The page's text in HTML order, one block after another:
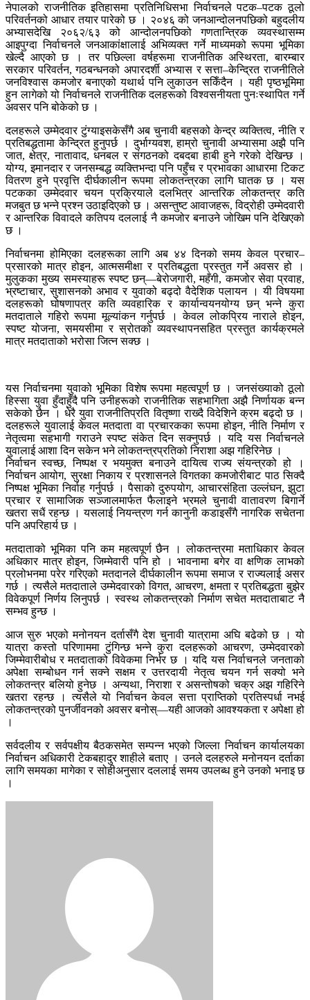
नेपालको राजनीतिक इतिहासमा प्रतिनिधिसभा निर्वाचनले पटक–पटक ठूलो
परिवर्तनको आधार तयार पारेको छ । २०४६ को जनआन्दोलनपछिको बहुदलीय
अभ्यासदेखि २०६२/६३ को आन्दोलनपछिको गणतान्त्रिक व्यवस्थासम्म
आइपुग्दा निर्वाचनले जनआकांक्षालाई अभिव्यक्त गर्ने माध्यमको रूपमा भूमिका
खेल्दै आएको छ । तर पछिल्ला वर्षहरूमा राजनीतिक अस्थिरता, बारम्बार
सरकार परिवर्तन, गठबन्धनको अपारदर्शी अभ्यास र सत्ता–केन्द्रित राजनीतिले
जनविश्वास कमजोर बनाएको यथार्थ पनि लुकाउन सकिँदैन । यही पृष्ठभूमिमा
हुन लागेको यो निर्वाचनले राजनीतिक दलहरूको विश्वसनीयता पुनःस्थापित गर्ने
अवसर पनि बोकेको छ ।
दलहरूले उम्मेदवार टुंग्याइसकेसँगै अब चुनावी बहसको केन्द्र व्यक्तित्व, नीति र
प्रतिबद्धतामा केन्द्रित हुनुपर्छ । दुर्भाग्यवश, हाम्रो चुनावी अभ्यासमा अझै पनि
जात, क्षेत्र, नातावाद, धनबल र संगठनको दबदबा हाबी हुने गरेको देखिन्छ ।
योग्य, इमानदार र जनसम्बद्ध व्यक्तिभन्दा पनि पहुँच र प्रभावका आधारमा टिकट
वितरण हुने प्रवृत्ति दीर्घकालीन रूपमा लोकतन्त्रका लागि घातक छ । यस
पटकका उम्मेदवार चयन प्रक्रियाले दलभित्र आन्तरिक लोकतन्त्र कति
मजबुत छ भन्ने प्रश्न उठाइदिएको छ । असन्तुष्ट आवाजहरू, विद्रोही उम्मेदवारी
र आन्तरिक विवादले कतिपय दललाई नै कमजोर बनाउने जोखिम पनि देखिएको
छ ।
निर्वाचनमा होमिएका दलहरूका लागि अब ४४ दिनको समय केवल प्रचार–
प्रसारको मात्र होइन, आत्मसमीक्षा र प्रतिबद्धता प्रस्तुत गर्ने अवसर हो ।
मुलुकका मुख्य समस्याहरू स्पष्ट छन्—बेरोजगारी, महँगी, कमजोर सेवा प्रवाह,
भ्रष्टाचार, सुशासनको अभाव र युवाको बढ्दो वैदेशिक पलायन । यी विषयमा
दलहरूको घोषणापत्र कति व्यवहारिक र कार्यान्वयनयोग्य छन् भन्ने कुरा
मतदाताले गहिरो रूपमा मूल्यांकन गर्नुपर्छ । केवल लोकप्रिय नाराले होइन,
स्पष्ट योजना, समयसीमा र स्रोतको व्यवस्थापनसहित प्रस्तुत कार्यक्रमले
मात्र मतदाताको भरोसा जित्न सक्छ ।
यस निर्वाचनमा युवाको भूमिका विशेष रूपमा महत्वपूर्ण छ । जनसंख्याको ठूलो
हिस्सा युवा हुँदाहुँदै पनि उनीहरूको राजनीतिक सहभागिता अझै निर्णायक बन्न
सकेको छैन । धेरै युवा राजनीतिप्रति वितृष्णा राख्दै विदेशिने क्रम बढ्दो छ ।
दलहरूले युवालाई केवल मतदाता वा प्रचारकका रूपमा होइन, नीति निर्माण र
नेतृत्वमा सहभागी गराउने स्पष्ट संकेत दिन सक्नुपर्छ । यदि यस निर्वाचनले
युवालाई आशा दिन सकेन भने लोकतन्त्रप्रतिको निराशा अझ गहिरिनेछ ।
निर्वाचन स्वच्छ, निष्पक्ष र भयमुक्त बनाउने दायित्व राज्य संयन्त्रको हो ।
निर्वाचन आयोग, सुरक्षा निकाय र प्रशासनले विगतका कमजोरीबाट पाठ सिक्दै
निष्पक्ष भूमिका निर्वाह गर्नुपर्छ । पैसाको दुरुपयोग, आचारसंहिता उल्लंघन, झुटा
प्रचार र सामाजिक सञ्जालमार्फत फैलाइने भ्रमले चुनावी वातावरण बिगार्ने
खतरा सधैं रहन्छ । यसलाई नियन्त्रण गर्न कानुनी कडाइसँगै नागरिक सचेतना
पनि अपरिहार्य छ ।
मतदाताको भूमिका पनि कम महत्वपूर्ण छैन । लोकतन्त्रमा मताधिकार केवल
अधिकार मात्र होइन, जिम्मेवारी पनि हो । भावनामा बगेर वा क्षणिक लाभको
प्रलोभनमा परेर गरिएको मतदानले दीर्घकालीन रूपमा समाज र राज्यलाई असर
गर्छ । त्यसैले मतदाताले उम्मेदवारको विगत, आचरण, क्षमता र प्रतिबद्धता बुझेर
विवेकपूर्ण निर्णय लिनुपर्छ । स्वस्थ लोकतन्त्रको निर्माण सचेत मतदाताबाट नै
सम्भव हुन्छ ।
आज सुरु भएको मनोनयन दर्तासँगै देश चुनावी यात्रामा अघि बढेको छ । यो
यात्रा कस्तो परिणाममा टुंगिन्छ भन्ने कुरा दलहरूको आचरण, उम्मेदवारको
जिम्मेवारीबोध र मतदाताको विवेकमा निर्भर छ । यदि यस निर्वाचनले जनताको
अपेक्षा सम्बोधन गर्न सक्ने सक्षम र उत्तरदायी नेतृत्व चयन गर्न सक्यो भने
लोकतन्त्र बलियो हुनेछ । अन्यथा, निराशा र असन्तोषको चक्र अझ गहिरिने
खतरा रहन्छ । त्यसैले यो निर्वाचन केवल सत्ता प्राप्तिको प्रतिस्पर्धा नभई
लोकतन्त्रको पुनर्जीवनको अवसर बनोस्—यही आजको आवश्यकता र अपेक्षा हो
।
सर्वदलीय र सर्वपक्षीय बैठकसमेत सम्पन्न भएको जिल्ला निर्वाचन कार्यालयका
निर्वाचन अधिकारी टेकबहादुर शाहीले बताए । उनले दलहरुले मनोनयन दर्ताका
लागि समयका मागेका र सोहीअनुसार दललाई समय उपलब्ध हुने उनको भनाइ छ
।